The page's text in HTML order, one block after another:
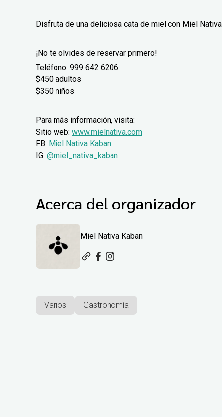
Disfruta de una deliciosa cata de miel con Miel
¡No te olvides de reservar primero!
Teléfono: 999 642 6206
$450 adultos
$350 niños
Para más información, visita:
Sitio web: www.mielnativa.com
FB: Miel Nativa Kaban
IG: @miel_nativa_kaban
Acerca del organizador
Miel Nativa Kaban
Varios Gastronomía